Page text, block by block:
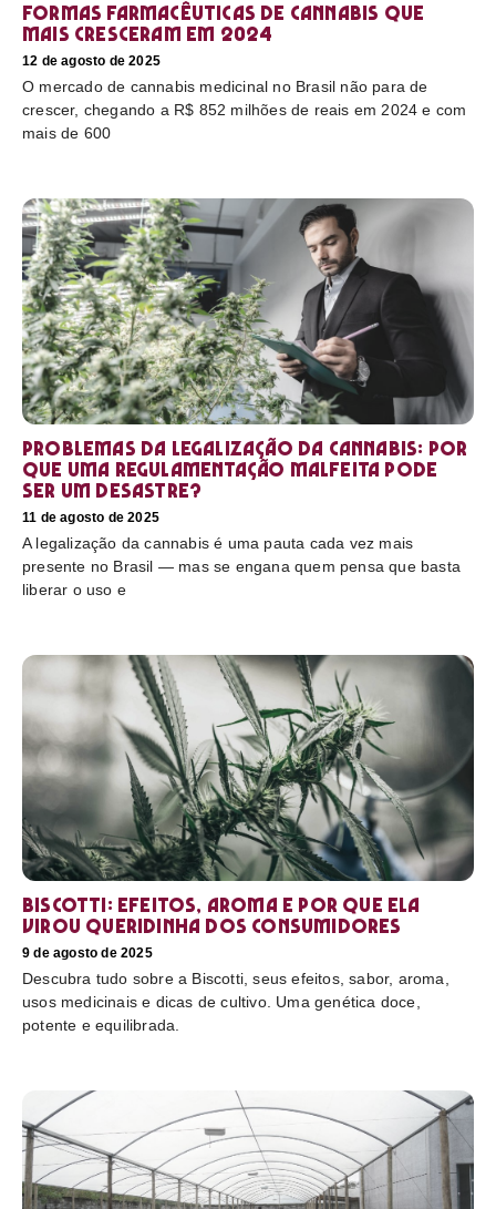
Formas farmacêuticas de cannabis que
mais cresceram em 2024
12 de agosto de 2025
O mercado de cannabis medicinal no Brasil não para de
crescer, chegando a R$ 852 milhões de reais em 2024 e com
mais de 600
Problemas da legalização da cannabis: por
que uma regulamentação malfeita pode
ser um desastre?
11 de agosto de 2025
A legalização da cannabis é uma pauta cada vez mais
presente no Brasil — mas se engana quem pensa que basta
liberar o uso e
Biscotti: efeitos, aroma e por que ela
virou queridinha dos consumidores
9 de agosto de 2025
Descubra tudo sobre a Biscotti, seus efeitos, sabor, aroma,
usos medicinais e dicas de cultivo. Uma genética doce,
potente e equilibrada.